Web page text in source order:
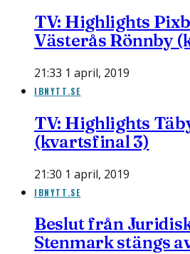
TV: Highlights
Västerås Rönnby
21:33 1 april, 2019
IBNYTT.SE
TV: Highlights
(kvartsfinal 3)
21:30 1 april, 2019
IBNYTT.SE
Beslut från
Stenmark stängs